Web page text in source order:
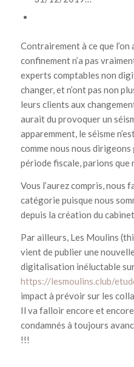
Contrairement à ce que
confinement n’a pas
experts comptables non
changer, et n’ont pas non
leurs clients aux
aurait du provoquer un
apparemment, le séisme
comme nous nous
période fiscale, parions que
Vous l’aurez compris, nous
catégorie puisque nous
depuis la création du
Par ailleurs, Les Moulins
vient de publier une
digitalisation inéluctable
https://lesmoulins.club/
impact à prévoir sur les
Il va falloir encore et encore
condamnés à toujours
!!!